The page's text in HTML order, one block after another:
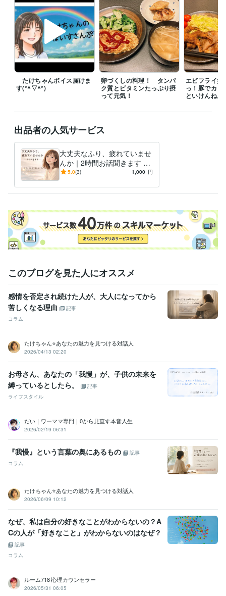
★お問い合わせ、ご予約は24時間受け付けております。いただいたメッ
セージへの返信は、なるべく早めにお返事させていただきますが、時間
によってはお返事が遅れることがございます。ご了承ください。
【通話ご予約について】
全通話サービスはご予約の日時指定が可能です。　「予約を申し込む」
ボタンより予約可能枠の日時からご都合の良い時間をお選びください。
ご予約は30分間隔でお受けできます。
ご予約の変更は当日3時間前まで可能です。
評価•感想は任意ですのでご無理なさらないでください。
経験職種
管理 / 財務 経験年数 : 40年
管理 / 経理 経験年数 : 40年
管理 / 税務 経験年数 : 40年
人事 / 労務・給与 経験年数 : 35年
資格・検定
上級心理カウンセラー 取得年 : 2023年
マインドフルネススペシャリスト 取得年 : 2023年
ポジティブ心理学実践インストラクター 取得年 : 2023年
尾道市立短大 1981年3月 ~ 1983年2月
たけちゃんボイス届けま
す(*^▽^*)
卵づくしの料理！ タンパ
ク質とビタミンたっぷり摂
って元気！
エビフライ揚
っ！豚でカロ
といけんね。
出品者の人気サービス
大丈夫なふり、疲れていませ
んか｜2時間お話聞きます も
う頑張れないと感じたとき
す☘️
5.0(3) 1,000 円
このブログを見た人にオススメ
感情を否定され続けた人が、大人になってから
苦しくなる理由
記事
コラム
たけちゃん⭐あなたの魅力を見つける対話人
2026/04/13 02:20
お母さん、あなたの「我慢」が、子供の未来を
縛っているとしたら。
記事
ライフスタイル
だい｜ワーママ専門｜0から見直す本音人生
2026/02/19 06:31
『我慢』という言葉の奥にあるもの
記事
コラム
たけちゃん⭐あなたの魅力を見つける対話人
2026/06/09 10:12
なぜ、私は自分の好きなことがわからないの？A
Cの人が「好きなこと」がわからないのはなぜ？
記事
コラム
ルーム718∣心理カウンセラー
2026/05/31 06:05